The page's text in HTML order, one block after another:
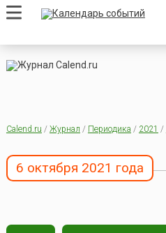
Calend.ru / Журнал / Периодика / 2021 /
6 октября 2021 года